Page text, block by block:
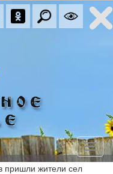
пришли жители сел